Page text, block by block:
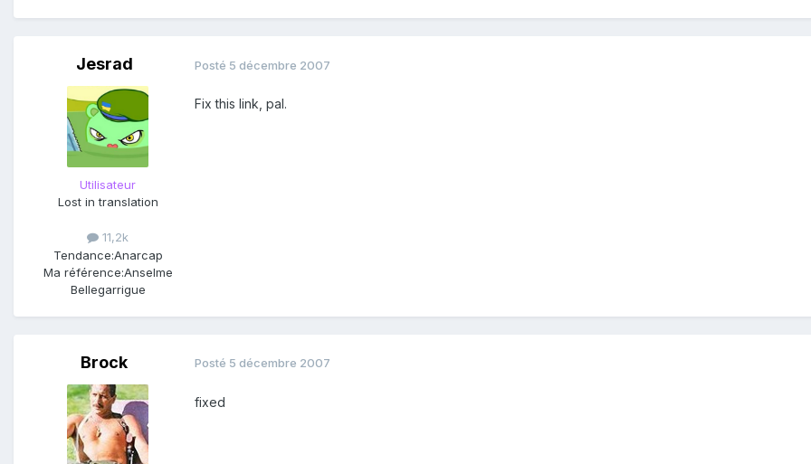
Jesrad
Utilisateur
Lost in translation
11,2k
Tendance:Anarcap
Ma référence:Anselme
Bellegarrigue
Posté 5 décembre 2007
Fix this link, pal.
Brock Posté 5 décembre 2007
fixed